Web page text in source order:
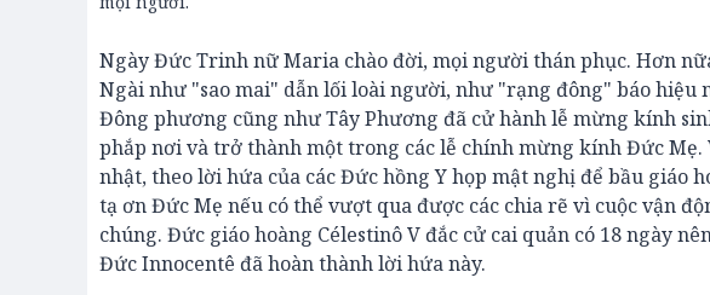
Ngày Đức Trinh nữ Maria chào đời, mọi người thán phục. Hơn
Ngài như "sao mai" dẫn lối loài người, như "rạng đông" báo hiệu
Đông phương cũng như Tây Phương đã cử hành lễ mừng kính
phắp nơi và trở thành một trong các lễ chính mừng kính Đức
nhật, theo lời hứa của các Đức hồng Y họp mật nghị để bầu giáo
tạ ơn Đức Mẹ nếu có thể vượt qua được các chia rẽ vì cuộc vận
chúng. Đức giáo hoàng Célestinô V đắc cử cai quản có 18 ngày
Đức Innocentê đã hoàn thành lời hứa này.